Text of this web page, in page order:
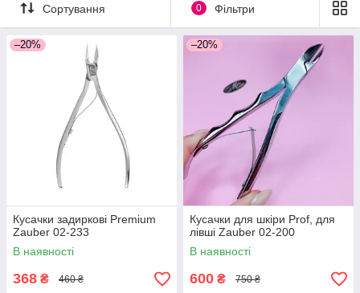
Сортування 0 Фільтри
–20%
Кусачки задиркові Premium
Zauber 02-233
В наявності
368 ₴ 460 ₴
–20%
Кусачки для шкіри Prof, для
лівші Zauber 02-200
В наявності
600 ₴ 750 ₴